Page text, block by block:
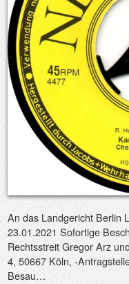
An das Landgericht Berlin
23.01.2021 Sofortige
Rechtsstreit Gregor Arz
4, 50667 Köln, -
Besau…